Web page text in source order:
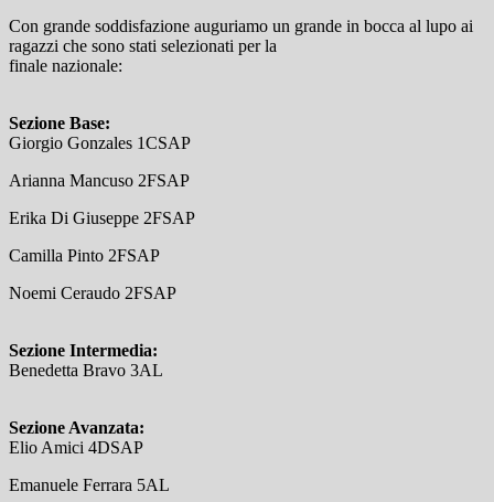
Con grande soddisfazione auguriamo un grande in bocca al lupo ai
ragazzi che sono stati selezionati per la
finale nazionale:
Sezione Base:
Giorgio Gonzales 1CSAP
Arianna Mancuso 2FSAP
Erika Di Giuseppe 2FSAP
Camilla Pinto 2FSAP
Noemi Ceraudo 2FSAP
Sezione Intermedia:
Benedetta Bravo 3AL
Sezione Avanzata:
Elio Amici 4DSAP
Emanuele Ferrara 5AL